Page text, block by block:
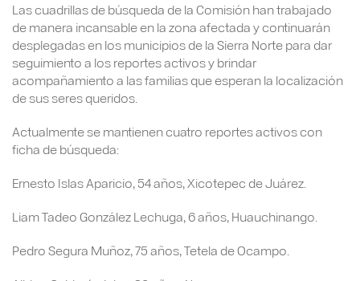
Las cuadrillas de búsqueda de la Comisión han trabajado
de manera incansable en la zona afectada y continuarán
desplegadas en los municipios de la Sierra Norte para dar
seguimiento a los reportes activos y brindar
acompañamiento a las familias que esperan la localización
de sus seres queridos.
Actualmente se mantienen cuatro reportes activos con
ficha de búsqueda:
Ernesto Islas Aparicio, 54 años, Xicotepec de Juárez.
Liam Tadeo González Lechuga, 6 años, Huauchinango.
Pedro Segura Muñoz, 75 años, Tetela de Ocampo.